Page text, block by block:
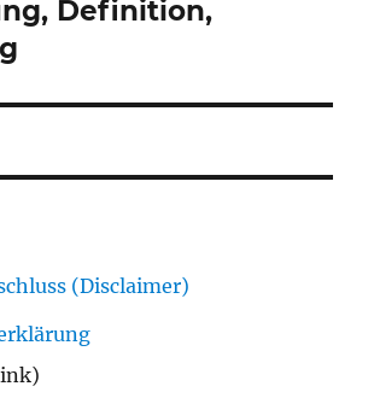
Definition,
(Disclaimer)